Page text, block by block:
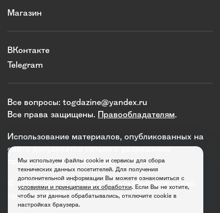
Магазин
ВКонтакте
Telegram
Все вопросы: togdazine@yandex.ru
Все права защищены. Правообладателям.
Использование материалов, опубликованных на
сайте допускается только с разрешения
правообладателя и издания.
© 2016–2026. «Тогда» — культурологический
проект о 1920–1930-х годах.
Мы используем файлы cookie и сервисы для сбора
технических данных посетителей. Для получения
дополнительной информации Вы можете ознакомиться с
условиями и принципами их обработки. Если Вы не хотите,
чтобы эти данные обрабатывались, отключите cookie в
настройках браузера.